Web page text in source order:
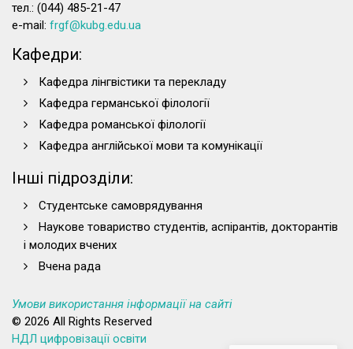
тел.: (044) 485-21-47
e-mail: frgf@kubg.edu.ua
Кафедри:
Кафедра лінгвістики та перекладу
Кафедра германської філології
Кафедра романської філології
Кафедра англійської мови та комунікації
Інші підрозділи:
Студентське самоврядування
Наукове товариство студентів, аспірантів, докторантів
і молодих вчених
Вчена рада
Умови використання інформації на сайті
© 2026 All Rights Reserved
НДЛ цифровізації освіти